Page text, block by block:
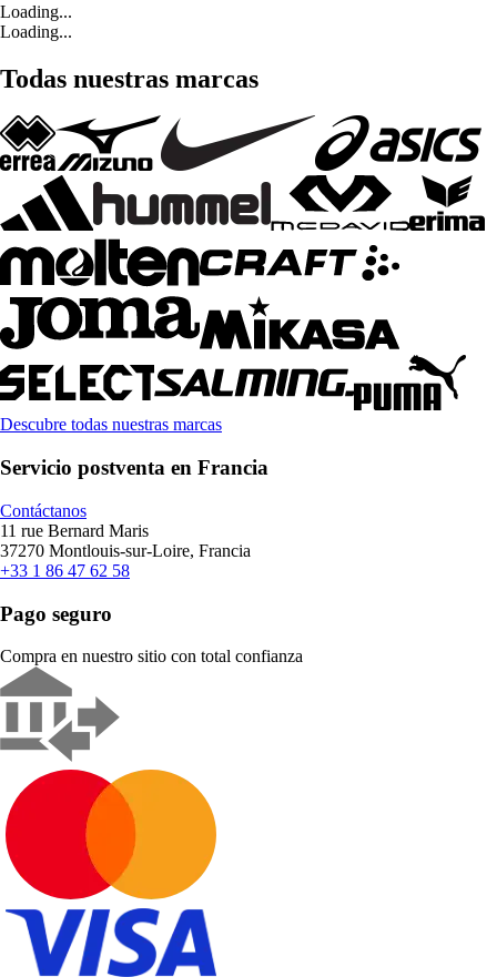
Loading...
Loading...
Todas nuestras marcas
Descubre todas nuestras marcas
Servicio postventa en Francia
Contáctanos
11 rue Bernard Maris
37270 Montlouis-sur-Loire, Francia
+33 1 86 47 62 58
Pago seguro
Compra en nuestro sitio con total confianza